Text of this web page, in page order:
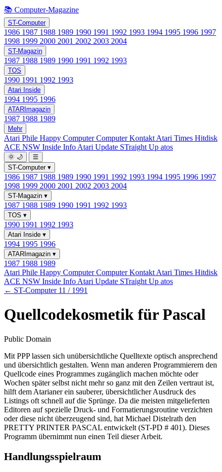
📚 Computer-Magazine
ST-Computer
1986 1987 1988 1989 1990 1991 1992 1993 1994 1995 1996 1997
1998 1999 2000 2001 2002 2003 2004
ST-Magazin
1987 1988 1989 1990 1991 1992 1993
TOS
1990 1991 1992 1993
Atari Inside
1994 1995 1996
ATARImagazin
1987 1988 1989
Mehr
Atari Phile Happy ComputerComputer Kontakt Atari Times Hitdisk
ACE NSW Inside Info Atari Update STraight Up atos
🌞 🌙
☰
ST-Computer ▾
1986 1987 1988 1989 1990 1991 1992 1993 1994 1995 1996 1997
1998 1999 2000 2001 2002 2003 2004
ST-Magazin ▾
1987 1988 1989 1990 1991 1992 1993
TOS ▾
1990 1991 1992 1993
Atari Inside ▾
1994 1995 1996
ATARImagazin ▾
1987 1988 1989
Atari Phile Happy ComputerComputer Kontakt Atari Times Hitdisk
ACE NSW Inside Info Atari Update STraight Up atos
← ST-Computer 11 / 1991
Quellcodekosmetik für Pascal
Public Domain
Mit PPP lassen sich unübersichtliche Quelltexte optisch ansprechend
und übersichtlich gestalten. Wenn man anderen Programmierern den
Quellcode eines Programmes zugänglich machen möchte oder
Wochen später selbst nicht mehr so ganz mit den Zeilen vertraut ist,
hilft dem Atarianer ein sauberer, übersichtlicher Ausdruck des
Listings oft schnell auf die Sprünge. Da die meisten mitgelieferten
Editoren auf spezielle Druck- und Formatierungsroutine verzichten
oder diese nicht überzeugend sind, hat Michael Distelrath den
PRETTY PRINTER PASCAL entwickelt (ST-PD # 401). Dieses
Programm übernimmt nun einen Teil dieser Arbeit.
Handlungsspielraum